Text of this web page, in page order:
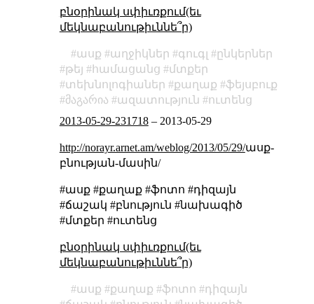
բնօրինակ սփիւռքում(եւ
մեկնաբանութիւննե՞ր)
ասք աղջիկներ գուգլ
ընկերներ
թեյ
համացանց
մտքեր
տեխնոլոգիաներ
քաղաք
ֆեյսբուք
მაგარია
ազատություն
ուտենց
2013-05-29-231718– 2013-05-29
http://norayr.arnet.am/weblog/2013/05/29/ասք-
բնության-մասին/
#ասք #քաղաք #ֆոտո #դիզայն
#ճաշակ #բնություն #նախագիծ
#մտքեր #ուտենց
բնօրինակ սփիւռքում(եւ
մեկնաբանութիւննե՞ր)
ասք քաղաք ֆոտո
դիզայն